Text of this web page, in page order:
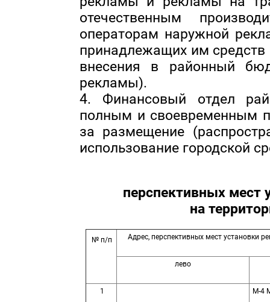
отечественным
операторам наружной
принадлежащих им
внесения в районный
рекламы).
4. Финансовый отдел
полным и своевременным
за размещение
использование городской
перспективных мест
на
№ п/п Адрес, перспективных мест установки
лево
1 М-4